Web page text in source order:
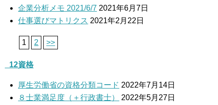
企業分析メモ 2021/6/7 2021年6月7日
仕事選びマトリクス 2021年2月22日
1 2 >>
_12資格
厚生労働省の資格分類コード 2022年7月14日
８士業満足度（＋行政書士）
2022年5月27日